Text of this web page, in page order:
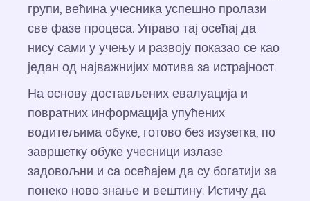
групи, већина учесника успешно пролази
све фазе процеса. Управо тај осећај да
нису сами у учењу и развоју показао се као
један од најважнијих мотива за истрајност.
На основу достављених евалуација и
повратних информација упућених
водитељима обуке, готово без изузетка, по
завршетку обуке учесници излазе
задовољни и са осећајем да су богатији за
понеко ново знање и вештину. Истичу да